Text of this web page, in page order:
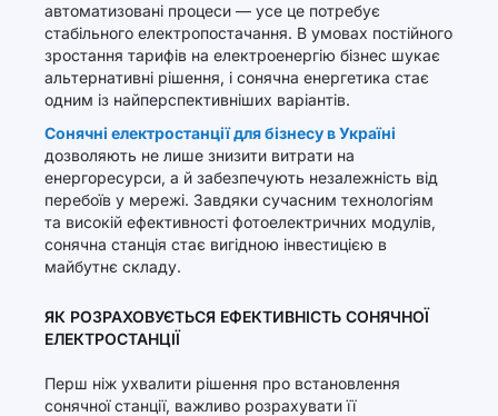
автоматизовані процеси — усе це потребує
стабільного електропостачання. В умовах постійного
зростання тарифів на електроенергію бізнес шукає
альтернативні рішення, і сонячна енергетика стає
одним із найперспективніших варіантів.
Сонячні електростанції для бізнесу в Україні
дозволяють не лише знизити витрати на
енергоресурси, а й забезпечують незалежність від
перебоїв у мережі. Завдяки сучасним технологіям
та високій ефективності фотоелектричних модулів,
сонячна станція стає вигідною інвестицією в
майбутнє складу.
ЯК РОЗРАХОВУЄТЬСЯ ЕФЕКТИВНІСТЬ СОНЯЧНОЇ
ЕЛЕКТРОСТАНЦІЇ
Перш ніж ухвалити рішення про встановлення
сонячної станції, важливо розрахувати її